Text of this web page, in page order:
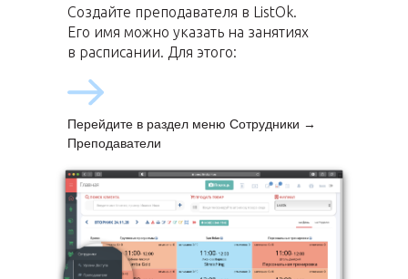
Создайте преподавателя в ListOk.
Его имя можно указать на занятиях
в расписании. Для этого:
Перейдите в раздел меню Сотрудники →
Преподаватели